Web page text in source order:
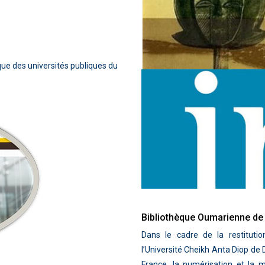
des universités publiques du
Bibliothèque Oumarienne
Dans le cadre de la
l’Université Cheikh Anta Diop